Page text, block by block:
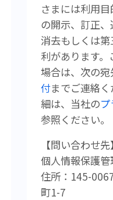
さまには利用
の開示、訂正、
消去もしくは
利があります。
場合は、次の
付までご連絡く
細は、当社の
参照ください。
【問い合わせ先】
個人情報保護
住所：145-
町1-7